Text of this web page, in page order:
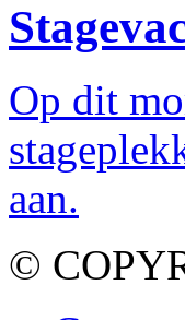
Op dit
aan.
©